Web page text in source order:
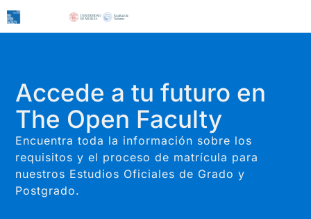
al
Accede a tu futuro en
The Open Faculty
Encuentra toda la información sobre los
requisitos y el proceso de matrícula para
nuestros Estudios Oficiales de Grado y
Postgrado.